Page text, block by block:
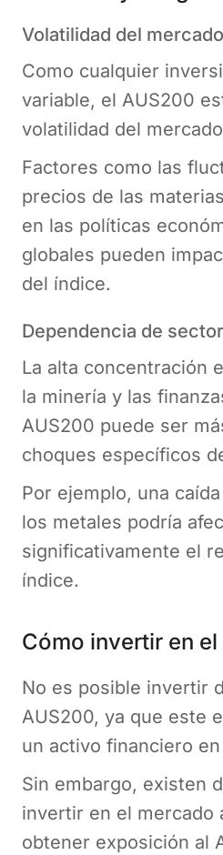
Volatilidad del mercado
Como cualquier
variable, el AUS200
volatilidad del
Factores como las
precios de las
en las políticas
globales pueden
del índice.
Dependencia de
La alta concentración
la minería y las
AUS200 puede ser
choques específicos
Por ejemplo, una
los metales podría
significativamente el
índice.
Cómo invertir en
No es posible invertir
AUS200, ya que este
un activo financiero
Sin embargo, existen
invertir en el mercado
obtener exposición al